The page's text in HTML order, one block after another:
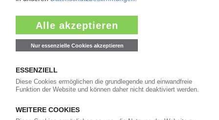
anmelden!